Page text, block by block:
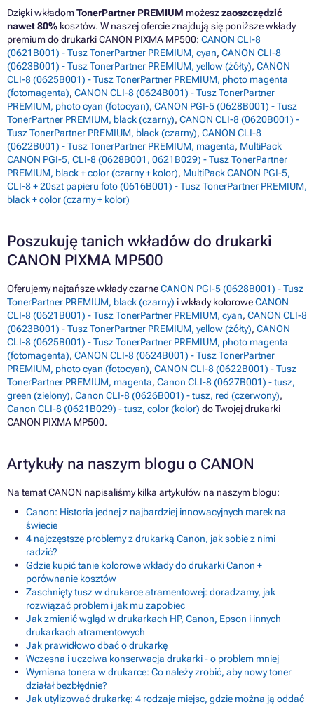
Dzięki wkładomTonerPartner PREMIUM możeszzaoszczędzić
nawet 80% kosztów. W naszej ofercie znajdują się poniższe wkłady
premium do drukarki CANON PIXMA MP500: CANON CLI-8
(0621B001) - Tusz TonerPartner PREMIUM, cyan, CANON CLI-8
(0623B001) - Tusz TonerPartner PREMIUM, yellow (żółty), CANON
CLI-8 (0625B001) - Tusz TonerPartner PREMIUM, photo magenta
(fotomagenta), CANON CLI-8 (0624B001) - Tusz TonerPartner
PREMIUM, photo cyan (fotocyan), CANON PGI-5 (0628B001) - Tusz
TonerPartner PREMIUM, black (czarny), CANON CLI-8 (0620B001) -
Tusz TonerPartner PREMIUM, black (czarny), CANON CLI-8
(0622B001) - Tusz TonerPartner PREMIUM, magenta, MultiPack
CANON PGI-5, CLI-8 (0628B001, 0621B029) - Tusz TonerPartner
PREMIUM, black + color (czarny + kolor), MultiPack CANON PGI-5,
CLI-8 + 20szt papieru foto (0616B001) - Tusz TonerPartner PREMIUM,
black + color (czarny + kolor)
Poszukuję tanich wkładów do drukarki
CANON PIXMA MP500
Oferujemy najtańsze wkłady czarneCANON PGI-5 (0628B001) - Tusz
TonerPartner PREMIUM, black (czarny) i wkłady koloroweCANON
CLI-8 (0621B001) - Tusz TonerPartner PREMIUM, cyan, CANON CLI-8
(0623B001) - Tusz TonerPartner PREMIUM, yellow (żółty), CANON
CLI-8 (0625B001) - Tusz TonerPartner PREMIUM, photo magenta
(fotomagenta), CANON CLI-8 (0624B001) - Tusz TonerPartner
PREMIUM, photo cyan (fotocyan), CANON CLI-8 (0622B001) - Tusz
TonerPartner PREMIUM, magenta, Canon CLI-8 (0627B001) - tusz,
green (zielony), Canon CLI-8 (0626B001) - tusz, red (czerwony),
Canon CLI-8 (0621B029) - tusz, color (kolor) do Twojej drukarki
CANON PIXMA MP500.
Artykuły na naszym blogu o CANON
Na temat CANON napisaliśmy kilka artykułów na naszym blogu:
Canon: Historia jednej z najbardziej innowacyjnych marek na
świecie
4 najczęstsze problemy z drukarką Canon, jak sobie z nimi
radzić?
Gdzie kupić tanie kolorowe wkłady do drukarki Canon +
porównanie kosztów
Zaschnięty tusz w drukarce atramentowej: doradzamy, jak
rozwiązać problem i jak mu zapobiec
Jak zmienić wgląd w drukarkach HP, Canon, Epson i innych
drukarkach atramentowych
Jak prawidłowo dbać o drukarkę
Wczesna i uczciwa konserwacja drukarki - o problem mniej
Wymiana tonera w drukarce: Co należy zrobić, aby nowy toner
działał bezbłędnie?
Jak utylizować drukarkę: 4 rodzaje miejsc, gdzie można ją oddać